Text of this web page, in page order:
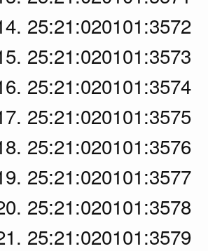
25:21:020101:3572
25:21:020101:3573
25:21:020101:3574
25:21:020101:3575
25:21:020101:3576
25:21:020101:3577
25:21:020101:3578
25:21:020101:3579